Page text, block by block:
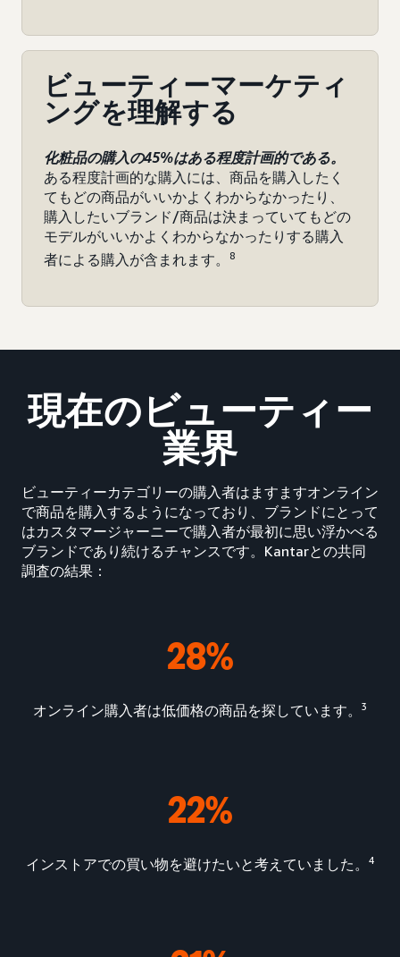
ビューティーマーケティ
ングを理解する
化粧品の購入の45%はある程度計画的である。
ある程度計画的な購入には、商品を購入したく
てもどの商品がいいかよくわからなかったり、
購入したいブランド/商品は決まっていてもどの
モデルがいいかよくわからなかったりする購入
者による購入が含まれます。
8
現在のビューティー
業界
ビューティーカテゴリーの購入者はますますオンライン
で商品を購入するようになっており、ブランドにとって
はカスタマージャーニーで購入者が最初に思い浮かべる
ブランドであり続けるチャンスです。Kantarとの共同
調査の結果：
28%
オンライン購入者は低価格の商品を探しています。 3
22%
インストアでの買い物を避けたいと考えていました。 4